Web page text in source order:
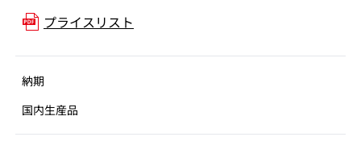
プライスリスト
納期
国内生産品